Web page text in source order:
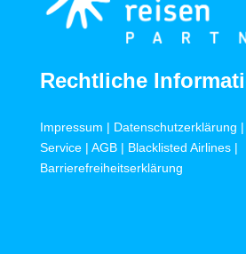
Rechtliche
Impressum | Datenschutzerklärung |
Service| AGB| Blacklisted Airlines|
Barrierefreiheitserklärung